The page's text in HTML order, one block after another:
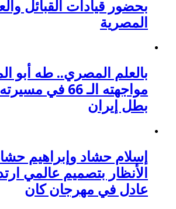
بحضور قيادات القبائل
المصرية
بالعلم المصري.. طه أبو
مواجهته الـ 66
بطل إيران
إسلام حشاد وإبراهيم
الأنظار بتصميم عالمي
عادل في مهرجان كان